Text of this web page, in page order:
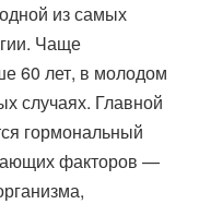
из самых
Чаще
60 лет, в молодом
случаях. Главной
гормональный
факторов —